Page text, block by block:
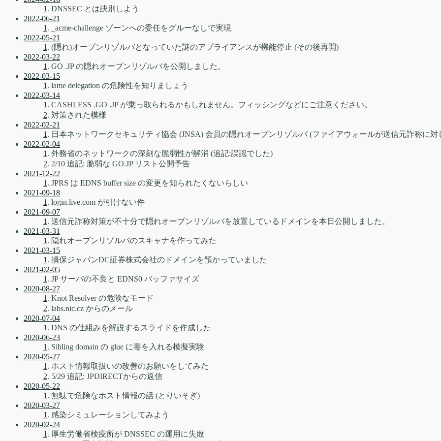
1 . DNSSEC とは訣別しよう
2022-06-21
1 . _acme-challenge ゾーンへの委任をグルーなしで実現
2022-05-21
1 . (隠れ)オープンリゾルバとなっていた謎のアプライアンスが機能停止 (その後再開)
2022-03-22
1 . GO .JP の隠れオープンリゾルバを公開しました。
2022-03-15
1 . lame delegation の危険性を知りましょう
2022-03-14
1 . CASHLESS .GO .JP が乗っ取られるかもしれません。フィッシングなどにご注意ください。
2. 対策された模様
2022-02-21
1 . 日本ネットワークセキュリティ協会 (JNSA) 会員の隠れオープンリゾルバ (ファイアウォールが送信元詐称に対
2022-02-04
1 . 外務省のネットワークの深刻な脆弱性が解消 (追記:誤認でした)
2. 2/10 追記: 脆弱な GO.JP リスト公開予告
2021-12-22
1 . JPRS は EDNS buffer size の変更を知られたくないらしい
2021-09-18
1 . login.live.com が引けない件
2021-09-07
1 . 送信元詐称対策が不十分で隠れオープンリゾルバを放置しているドメインを本日公開しました。
2021-03-31
1 . 隠れオープンリゾルバのスキャナを作ってみた
2021-03-15
1 . 損保ジャパンDC証券株式会社のドメインを預かっていました
2021-02-05
1 . JP サーバの不良と EDNS0 バッファサイズ
2020-08-27
1 . Knot Resolver の危険なモード
2. labs.nic.cz からのメール
2020-07-04
1 . DNS の仕組みを解説するスライドを作成した
2020-06-23
1 . Sibling domain の glue に毒を入れる模擬実験
2020-05-27
1 . ホスト情報取扱いの改善のお願いをしてみた
2. 5/29 追記: JPDIRECTからの返信
2020-05-22
1 . 無駄で危険なホスト情報の話 (とりいそぎ)
2020-03-27
1 . 感染シミュレーションしてみよう
2020-02-24
1 . 厚生労働省検疫所が DNSSEC の運用に失敗